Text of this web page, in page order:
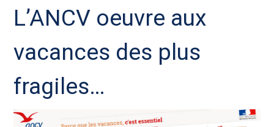
L’ANCV oeuvre aux
vacances des plus
fragiles…